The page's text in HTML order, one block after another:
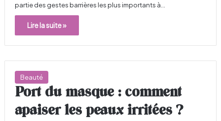
partie des gestes barrières les plus importants à…
Lire la suite »
Beauté
Port du masque : comment
apaiser les peaux irritées ?